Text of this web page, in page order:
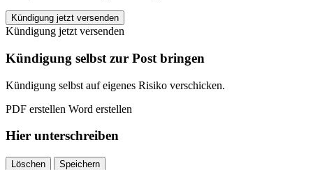
Versicherungskammer
Bayern
Lebensversicherung
kündigen
quantity
Kündigung jetzt versenden
Kündigung jetzt versenden
Kündigung selbst zur Post bringen
Kündigung selbst auf eigenes Risiko verschicken.
PDF erstellen Word erstellen
Hier unterschreiben
Löschen Speichern